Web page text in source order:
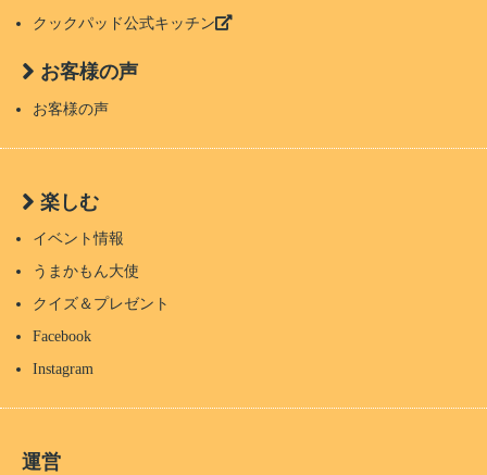
クックパッド公式キッチン
お客様の声
お客様の声
楽しむ
イベント情報
うまかもん大使
クイズ＆プレゼント
Facebook
Instagram
運営